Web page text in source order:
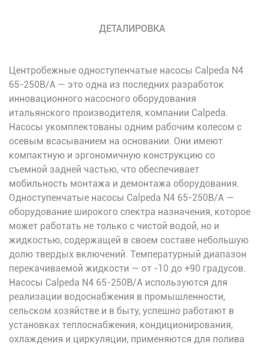
ДЕТАЛИРОВКА
Центробежные одноступенчатые насосы Calpeda N4
65-250B/A — это одна из последних разработок
инновационного насосного оборудования
итальянского производителя, компании Calpeda.
Насосы укомплектованы одним рабочим колесом с
осевым всасыванием на основании. Они имеют
компактную и эргономичную конструкцию со
съемной задней частью, что обеспечивает
мобильность монтажа и демонтажа оборудования.
Одноступенчатые насосы Calpeda N4 65-250B/A —
оборудование широкого спектра назначения, которое
может работать не только с чистой водой, но и
жидкостью, содержащей в своем составе небольшую
долю твердых включений. Температурный диапазон
перекачиваемой жидкости — от -10 до +90 градусов.
Насосы Calpeda N4 65-250B/A используются для
реализации водоснабжения в промышленности,
сельском хозяйстве и в быту, успешно работают в
установках теплоснабжения, кондиционирования,
охлаждения и циркуляции, применяются для полива